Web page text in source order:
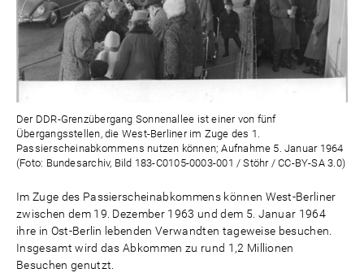
Der DDR-Grenzübergang Sonnenallee ist einer von fünf
Übergangsstellen, die West-Berliner im Zuge des 1.
Passierscheinabkommens nutzen können; Aufnahme 5. Januar 1964
(Foto: Bundesarchiv, Bild 183-C0105-0003-001 / Stöhr / CC-BY-SA 3.0)
Im Zuge des Passierscheinabkommens können West-Berliner
zwischen dem 19. Dezember 1963 und dem 5. Januar 1964
ihre in Ost-Berlin lebenden Verwandten tageweise besuchen.
Insgesamt wird das Abkommen zu rund 1,2 Millionen
Besuchen genutzt.